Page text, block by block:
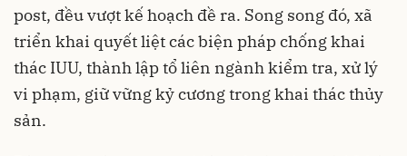
post, đều vượt kế hoạch đề ra. Song song đó, xã
triển khai quyết liệt các biện pháp chống khai
thác IUU, thành lập tổ liên ngành kiểm tra, xử lý
vi phạm, giữ vững kỷ cương trong khai thác thủy
sản.